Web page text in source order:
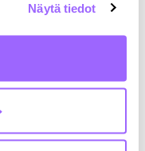
Näytä tiedot
Rakli ry:n